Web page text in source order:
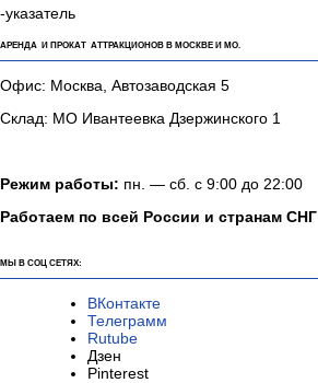
-указатель
АРЕНДА И ПРОКАТ АТТРАКЦИОНОВ В МОСКВЕ И МО.
Офис: Москва, Автозаводская 5
Склад: МО Ивантеевка Дзержинского 1
Режим работы: пн. — сб. с 9:00 до 22:00
Работаем по всей России и странам СНГ
МЫ В СОЦ СЕТЯХ:
ВКонтакте
Телеграмм
Rutube
Дзен
Pinterest